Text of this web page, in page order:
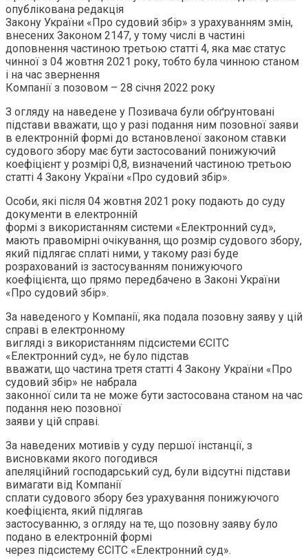
опублікована редакція
Закону України «Про судовий збір» з урахуванням змін,
внесених Законом 2147, у тому числі в частині
доповнення частиною третьою статті 4, яка має статус
чинної з 04 жовтня 2021 року, тобто була чинною станом
і на час звернення
Компанії з позовом – 28 січня 2022 року
З огляду на наведене у Позивача були обґрунтовані
підстави вважати, що у разі подання ним позовної заяви
в електронній формі до встановленої законом ставки
судового збору має бути застосований понижуючий
коефіцієнт у розмірі 0,8, визначений частиною третьою
статті 4 Закону України «Про судовий збір».
Особи, які після 04 жовтня 2021 року подають до суду
документи в електронній
формі з використанням системи «Електронний суд»,
мають правомірні очікування, що розмір судового збору,
який підлягає сплаті ними, у такому разі буде
розрахований із застосуванням понижуючого
коефіцієнта, що прямо передбачено в Законі України
«Про судовий збір».
За наведеного у Компанії, яка подала позовну заяву у цій
справі в електронному
вигляді з використанням підсистеми ЄСІТС
«Електронний суд», не було підстав
вважати, що частина третя статті 4 Закону України «Про
судовий збір» не набрала
законної сили та не може бути застосована станом на час
подання нею позовної
заяви у цій справі.
За наведених мотивів у суду першої інстанції, з
висновками якого погодився
апеляційний господарський суд, були відсутні підстави
вимагати від Компанії
сплати судового збору без урахування понижуючого
коефіцієнта, який підлягав
застосуванню, з огляду на те, що позовну заяву було
подано в електронній формі
через підсистему ЄСІТС «Електронний суд».